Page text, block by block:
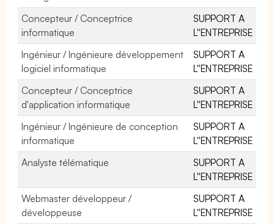
Concepteur / Conceptrice
informatique
SUPPORT A
L''ENTREPRISE
Ingénieur / Ingénieure développement
logiciel informatique
SUPPORT A
L''ENTREPRISE
Concepteur / Conceptrice
d'application informatique
SUPPORT A
L''ENTREPRISE
Ingénieur / Ingénieure de conception
informatique
SUPPORT A
L''ENTREPRISE
Analyste télématique
SUPPORT A
L''ENTREPRISE
Webmaster développeur /
développeuse
SUPPORT A
L''ENTREPRISE